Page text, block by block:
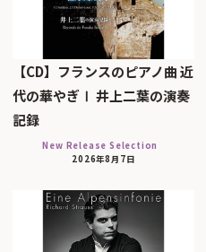
【CD】フランスのピアノ曲 近
代の華やぎⅠ 井上二葉の演奏
記録
New Release Selection
2026年8月7日